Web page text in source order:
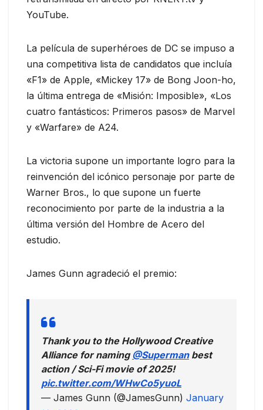
YouTube.
La película de superhéroes de DC se impuso a
una competitiva lista de candidatos que incluía
«F1» de Apple, «Mickey 17» de Bong Joon-ho,
la última entrega de «Misión: Imposible», «Los
cuatro fantásticos: Primeros pasos» de Marvel
y «Warfare» de A24.
La victoria supone un importante logro para la
reinvención del icónico personaje por parte de
Warner Bros., lo que supone un fuerte
reconocimiento por parte de la industria a la
última versión del Hombre de Acero del
estudio.
James Gunn agradeció el premio:
Thank you to the Hollywood Creative
Alliance for naming@Supermanbest
action / Sci-Fi movie of 2025!
pic.twitter.com/WHwCo5yuoL
— James Gunn (@JamesGunn) January